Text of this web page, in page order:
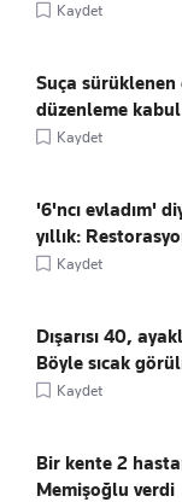
Kaydet
Suça
düzenleme
Kaydet
'6'ncı evladım'
yıllık:
Kaydet
Dışarısı 40,
Böyle sıcak
Kaydet
Bir kente 2
Memişoğlu verdi